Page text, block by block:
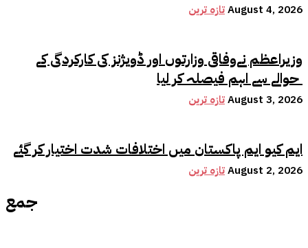
تازہ ترینAugust 4, 2026
وزیراعظم نےوفاقی وزارتوں اور ڈویژنز کی کارکردگی کے
حوالے سے اہم فیصلہ کر لیا
تازہ ترینAugust 3, 2026
ایم کیو ایم پاکستان میں اختلافات شدت اختیار کر گئے
تازہ ترینAugust 2, 2026
جمع